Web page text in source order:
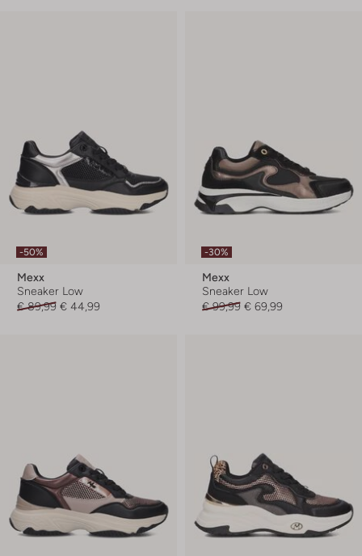
-50%
Mexx
Sneaker Low
€ 89,99 € 44,99
-30%
Mexx
Sneaker Low
€ 99,99 € 69,99